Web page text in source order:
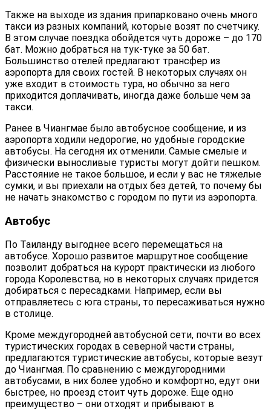
Также на выходе из здания припарковано очень много
такси из разных компаний, которые возят по счетчику.
В этом случае поездка обойдется чуть дороже – до 170
бат. Можно добраться на тук-туке за 50 бат.
Большинство отелей предлагают трансфер из
аэропорта для своих гостей. В некоторых случаях он
уже входит в стоимость тура, но обычно за него
приходится доплачивать, иногда даже больше чем за
такси.
Ранее в Чиангмае было автобусное сообщение, и из
аэропорта ходили недорогие, но удобные городские
автобусы. На сегодня их отменили. Самые смелые и
физически выносливые туристы могут дойти пешком.
Расстояние не такое большое, и если у вас не тяжелые
сумки, и вы приехали на отдых без детей, то почему бы
не начать знакомство с городом по пути из аэропорта.
Автобус
По Таиланду выгоднее всего перемещаться на
автобусе. Хорошо развитое маршрутное сообщение
позволит добраться на курорт практически из любого
города Королевства, но в некоторых случаях придется
добираться с пересадками. Например, если вы
отправляетесь с юга страны, то пересаживаться нужно
в столице.
Кроме междугородней автобусной сети, почти во всех
туристических городах в северной части страны,
предлагаются туристические автобусы, которые везут
до Чиангмая. По сравнению с междугородними
автобусами, в них более удобно и комфортно, едут они
быстрее, но проезд стоит чуть дороже. Еще одно
преимущество – они отходят и прибывают в